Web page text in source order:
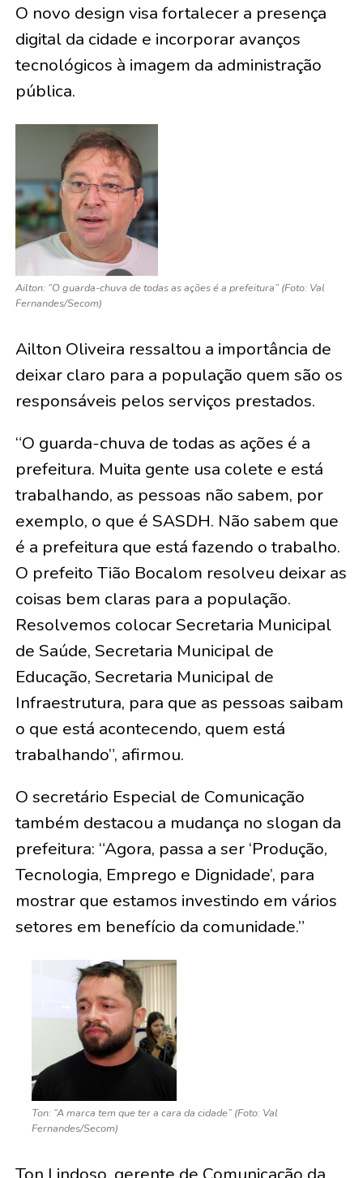
O novo design visa fortalecer a presença
digital da cidade e incorporar avanços
tecnológicos à imagem da administração
pública.
Ailton: “O guarda-chuva de todas as ações é a prefeitura” (Foto: Val
Fernandes/Secom)
Ailton Oliveira ressaltou a importância de
deixar claro para a população quem são os
responsáveis pelos serviços prestados.
“O guarda-chuva de todas as ações é a
prefeitura. Muita gente usa colete e está
trabalhando, as pessoas não sabem, por
exemplo, o que é SASDH. Não sabem que
é a prefeitura que está fazendo o trabalho.
O prefeito Tião Bocalom resolveu deixar as
coisas bem claras para a população.
Resolvemos colocar Secretaria Municipal
de Saúde, Secretaria Municipal de
Educação, Secretaria Municipal de
Infraestrutura, para que as pessoas saibam
o que está acontecendo, quem está
trabalhando”, afirmou.
O secretário Especial de Comunicação
também destacou a mudança no slogan da
prefeitura: “Agora, passa a ser ‘Produção,
Tecnologia, Emprego e Dignidade’, para
mostrar que estamos investindo em vários
setores em benefício da comunidade.”
Ton: “A marca tem que ter a cara da cidade” (Foto: Val
Fernandes/Secom)